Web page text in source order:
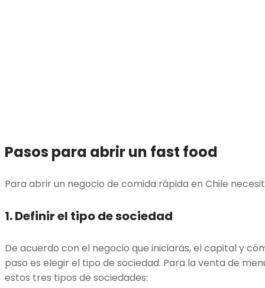
Pasos para abrir un fast food
Para abrir un negocio de comida rápida en Chile
1. Definir el tipo de sociedad
De acuerdo con el negocio que iniciarás, el capital y
paso es elegir el tipo de sociedad. Para la venta de
estos tres tipos de sociedades: